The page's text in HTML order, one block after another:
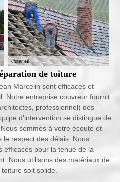
de toiture
Marcelin sont efficaces et
Notre entreprise couvreur fournit
professionnel) des
d’intervention se distingue de
sommes à votre écoute et
le respect des délais. Nous
efficaces pour la tenue de la
Nous utilisons des matériaux de
soit solide.